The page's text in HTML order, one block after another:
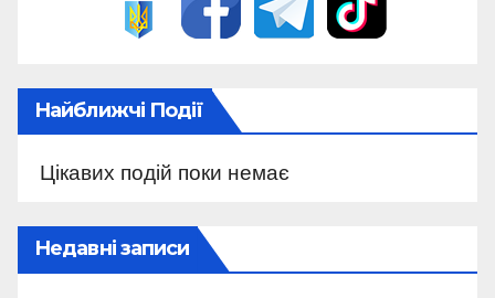
Найближчі Події
Цікавих подій поки немає
Недавні записи